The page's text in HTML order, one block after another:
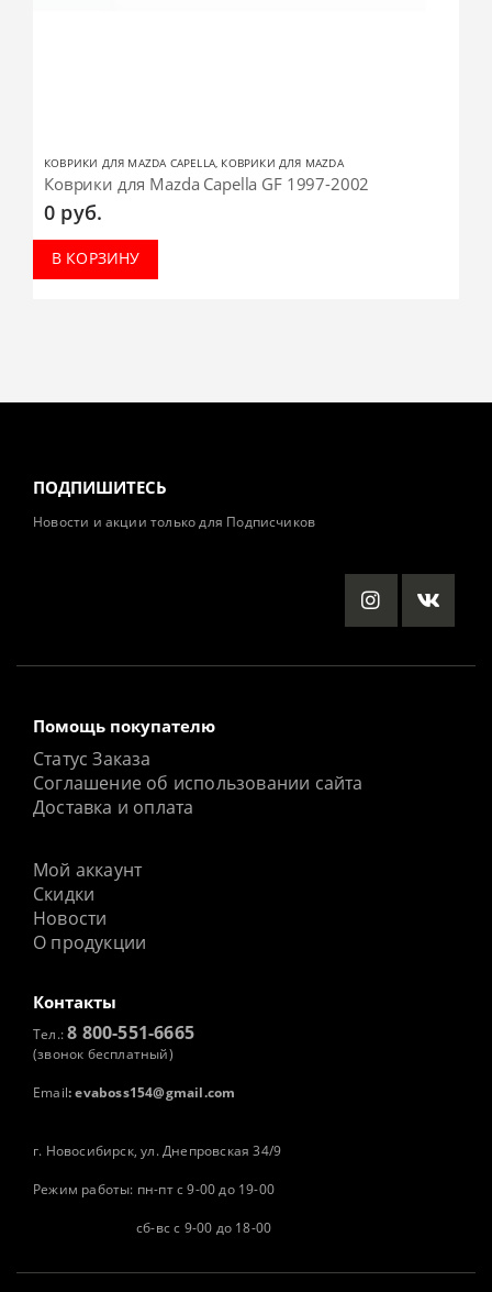
КОВРИКИ ДЛЯ MAZDA CAPELLA, КОВРИКИ ДЛЯ MAZDA
Коврики для Mazda Capella GF 1997-2002
0 руб.
В КОРЗИНУ
ПОДПИШИТЕСЬ
Новости и акции только для Подписчиков
Помощь покупателю
Статус Заказа
Соглашение об использовании сайта
Доставка и оплата
Мой аккаунт
Скидки
Новости
О продукции
Контакты
Тел.:8 800-551-6665
(звонок бесплатный)
Email: evaboss154@gmail.com
г. Новосибирск, ул. Днепровская 34/9
Режим работы: пн-пт с 9-00 до 19-00
сб-вс с 9-00 до 18-00